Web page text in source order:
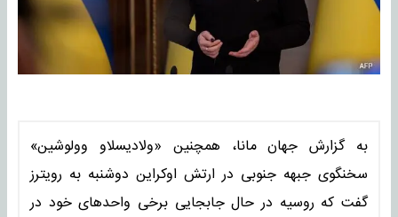
به گزارش جهان مانا، همچنین «ولادیسلاو وولوشین»
سخنگوی جبهه جنوبی در ارتش اوکراین دوشنبه به رویترز
گفت که روسیه در حال جابجایی برخی واحدهای خود در